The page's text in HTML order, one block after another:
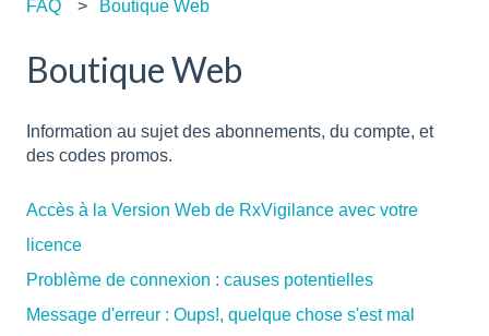
FAQ Boutique Web
Boutique Web
Information au sujet des abonnements, du compte, et
des codes promos.
Accès à la Version Web de RxVigilance avec votre
licence
Problème de connexion : causes potentielles
Message d'erreur : Oups!, quelque chose s'est mal